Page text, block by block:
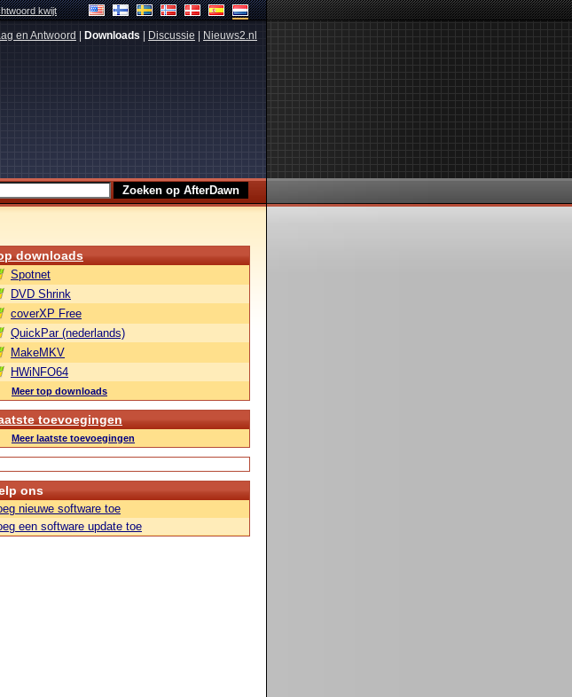
kwijt
en Antwoord Downloads Discussie Nieuws2.nl
downloads
Spotnet
DVD Shrink
coverXP Free
QuickPar (nederlands)
MakeMKV
HWiNFO64
Meer top downloads
toevoegingen
Meer laatste toevoegingen
ons
nieuwe software toe
een software update toe